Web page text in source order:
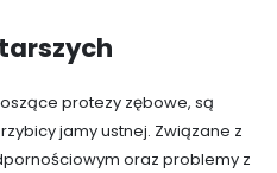
protezy zębowe, są
jamy ustnej. Związane z
oraz problemy z